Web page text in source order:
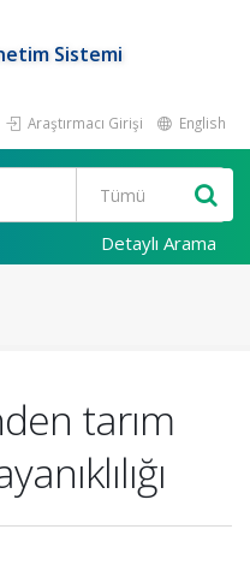
Sistemi
Araştırmacı Girişi English
Detaylı Arama
tarım